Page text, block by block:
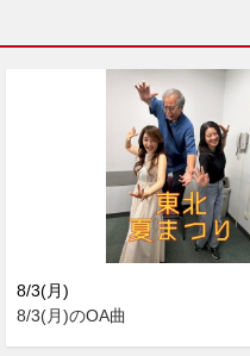
8/3(月)
8/3(月)のOA曲